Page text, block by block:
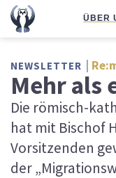
ÜBER
NEWSLETTER
Mehr als
Die römisch-
hat mit Bischof
Vorsitzenden
der